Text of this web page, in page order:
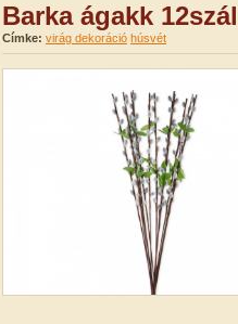
Barka ágakk
Címke: virág dekoráció húsvét